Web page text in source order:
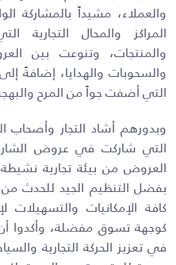
والعملاء، مشيداً
المراكز والمحال
والمنتجات، وتنوعت بين
والسحوبات والهدايا، إضافةً إلى
التي أضفت جواً من المرح
وبدورهم أشاد التجار وأصحاب
التي شاركت في عروض
العروض من بيئة تجارية
بفضل التنظيم الجيد للحدث
كافة الإمكانيات والتسهيلات
كوجهة تسوق مفضلة، وأكدوا
في تعزيز الحركة التجارية